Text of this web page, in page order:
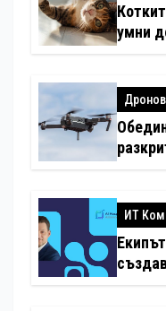
умни
ИТ